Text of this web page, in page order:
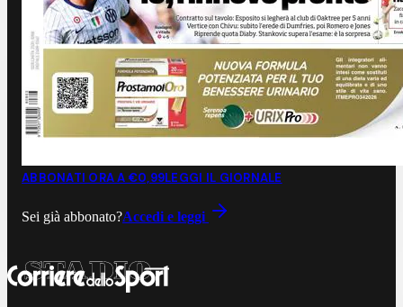
ABBONATI ORA A €0,99LEGGI IL GIORNALE
Sei già abbonato?Accedi e leggi